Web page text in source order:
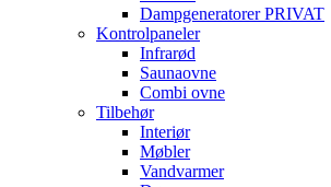
Dampgeneratorer PRIVAT
Kontrolpaneler
Infrarød
Saunaovne
Combi ovne
Tilbehør
Interiør
Møbler
Vandvarmer